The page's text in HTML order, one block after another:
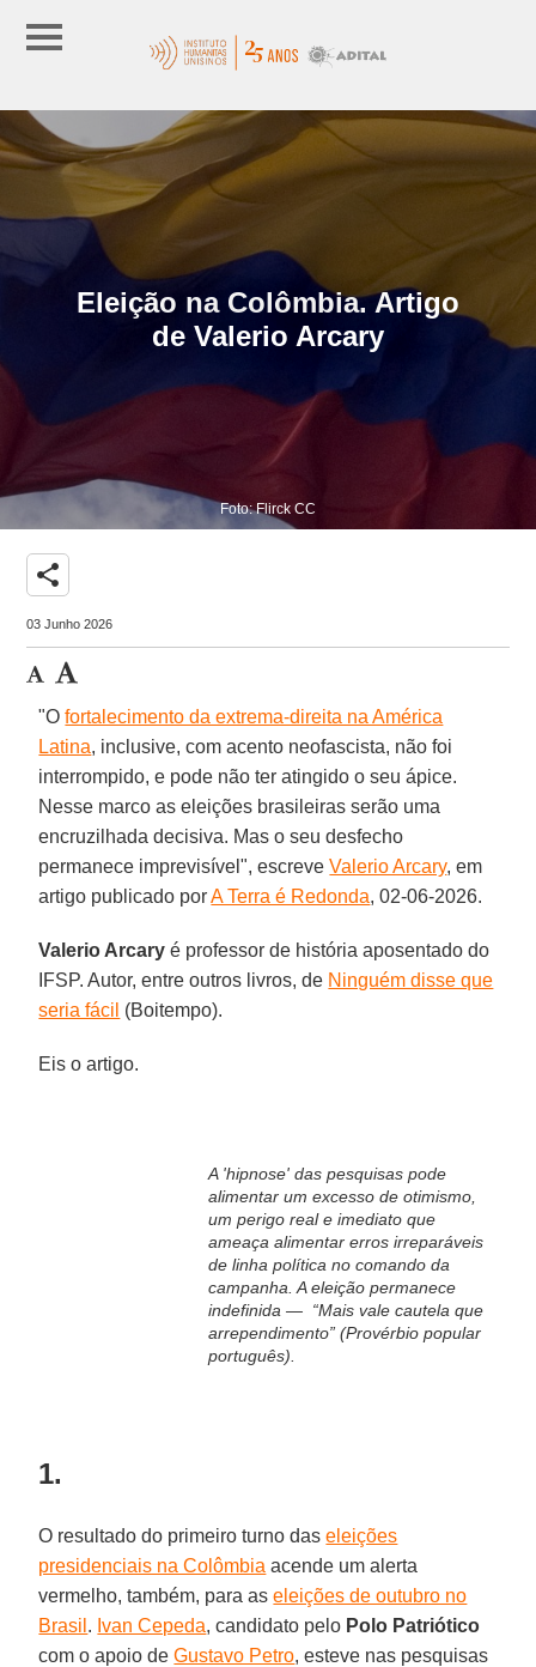
Eleição na Colômbia. Artigo
de Valerio Arcary
Foto: Flirck CC
share
03 Junho 2026
"Ofortalecimento da extrema-direita na América
Latina, inclusive, com acento neofascista, não foi
interrompido, e pode não ter atingido o seu ápice.
Nesse marco as eleições brasileiras serão uma
encruzilhada decisiva. Mas o seu desfecho
permanece imprevisível", escreveValerio Arcary, em
artigo publicado porA Terra é Redonda, 02-06-2026.
Valerio Arcary é professor de história aposentado do
IFSP. Autor, entre outros livros, de Ninguém disse que
seria fácil (Boitempo).
Eis o artigo.
A 'hipnose' das pesquisas pode
alimentar um excesso de otimismo,
um perigo real e imediato que
ameaça alimentar erros irreparáveis
de linha política no comando da
campanha. A eleição permanece
indefinida — “Mais vale cautela que
arrependimento” (Provérbio popular
português).
1.
O resultado do primeiro turno daseleições
presidenciais na Colômbia acende um alerta
vermelho, também, para aseleições de outubro no
Brasil . Ivan Cepeda, candidato pelo Polo Patriótico
com o apoio deGustavo Petro, esteve nas pesquisas